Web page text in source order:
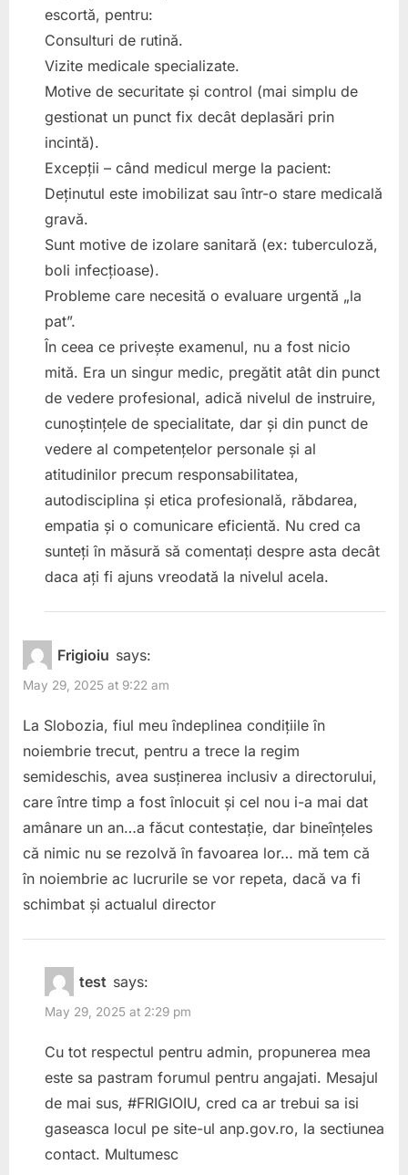
escortă, pentru:
Consulturi de rutină.
Vizite medicale specializate.
Motive de securitate și control (mai simplu de
gestionat un punct fix decât deplasări prin
incintă).
Excepții – când medicul merge la pacient:
Deținutul este imobilizat sau într-o stare medicală
gravă.
Sunt motive de izolare sanitară (ex: tuberculoză,
boli infecțioase).
Probleme care necesită o evaluare urgentă „la
pat”.
În ceea ce privește examenul, nu a fost nicio
mită. Era un singur medic, pregătit atât din punct
de vedere profesional, adică nivelul de instruire,
cunoștințele de specialitate, dar și din punct de
vedere al competențelor personale și al
atitudinilor precum responsabilitatea,
autodisciplina și etica profesională, răbdarea,
empatia și o comunicare eficientă. Nu cred ca
sunteți în măsură să comentați despre asta decât
daca ați fi ajuns vreodată la nivelul acela.
Frigioiu says:
May 29, 2025 at 9:22 am
La Slobozia, fiul meu îndeplinea condițiile în
noiembrie trecut, pentru a trece la regim
semideschis, avea susținerea inclusiv a directorului,
care între timp a fost înlocuit și cel nou i-a mai dat
amânare un an…a făcut contestație, dar bineînțeles
că nimic nu se rezolvă în favoarea lor… mă tem că
în noiembrie ac lucrurile se vor repeta, dacă va fi
schimbat și actualul director
test says:
May 29, 2025 at 2:29 pm
Cu tot respectul pentru admin, propunerea mea
este sa pastram forumul pentru angajati. Mesajul
de mai sus, #FRIGIOIU, cred ca ar trebui sa isi
gaseasca locul pe site-ul anp.gov.ro, la sectiunea
contact. Multumesc